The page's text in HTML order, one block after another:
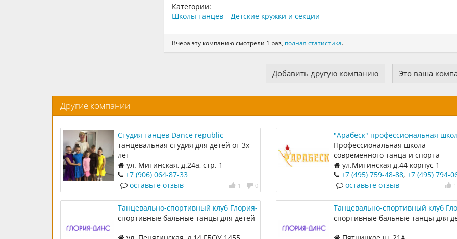
Категории:
Школы танцев
Детские кружки и секции
Вчера эту компанию смотрели 1 раз, полная статистика.
Добавить другую компанию Это ваша
Другие компании
Студия танцев Dance republic
танцевальная студия для детей от 3х
лет
ул. Митинская, д.24а, стр. 1
+7 (906) 064-87-33
1 0
оставьте отзыв
"Арабеск" профессиональная
современного танца и спорта
Профессиональная школа
современного танца и спорта
ул.Митинская д.44 корпус 1
+7 (495) 759-48-88, +7 (495) 794-
1
оставьте отзыв
Танцевально-спортивный клуб Глория-
Данс на Пенягинской
спортивные бальные танцы для детей
Танцевально-спортивный клуб
Данс на Пятницком шоссе
спортивные бальные танцы для